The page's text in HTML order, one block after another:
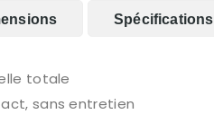
Spécifications
totale
sans entretien